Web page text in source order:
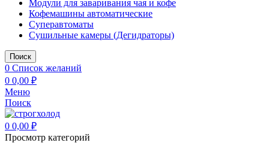
Модули для заваривания чая и кофе
Кофемашины автоматические
Суперавтоматы
Сушильные камеры (Дегидраторы)
Поиск
0 Список желаний
0 0,00 ₽
Меню
Поиск
0 0,00 ₽
Просмотр категорий